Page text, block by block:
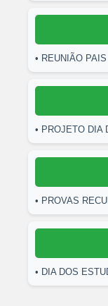
• REUNIÃO PAIS
• PROJETO DIA
• PROVAS
• DIA DOS